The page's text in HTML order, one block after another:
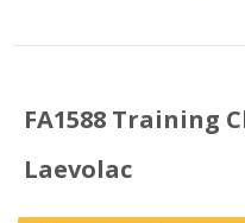
FA1588 Training
Laevolac